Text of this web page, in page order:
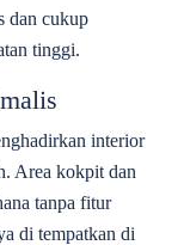
dan cukup
tinggi.
interior
Area kokpit dan
tanpa fitur
di tempatkan di